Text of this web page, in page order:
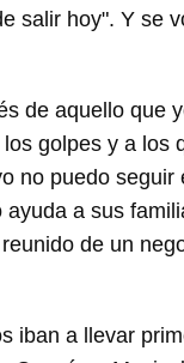
como favorito,
cuenta de
SESIÓN
salir hoy". Y se
de aquello que
golpes y a los
no puedo seguir
ayuda a sus
de un
iban a llevar